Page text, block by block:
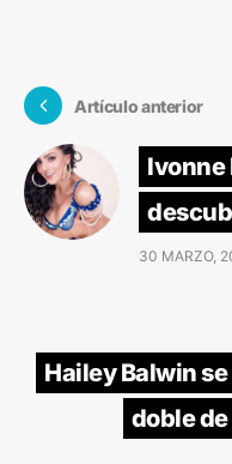
Artículo anterior
Ivonne
30 MARZO,
Hailey Balwin
doble